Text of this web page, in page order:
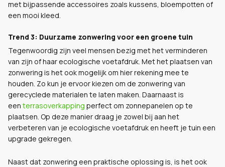
met bijpassende accessoires zoals kussens, bloempotten of
een mooi kleed.
Trend 3: Duurzame zonwering voor een groene tuin
Tegenwoordig zijn veel mensen bezig met het verminderen
van zijn of haar ecologische voetafdruk. Met het plaatsen van
zonwering is het ook mogelijk om hier rekening mee te
houden. Zo kun je ervoor kiezen om de zonwering van
gerecyclede materialen te laten maken. Daarnaast is
een terrasoverkapping perfect om zonnepanelen op te
plaatsen. Op deze manier draag je zowel bij aan het
verbeteren van je ecologische voetafdruk en heeft je tuin een
upgrade gekregen.
Naast dat zonwering een praktische oplossing is, is het ook